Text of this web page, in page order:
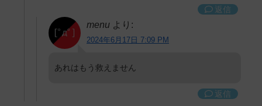
返信
menu より:
2024年6月17日 7:09 PM
あれはもう救えません
返信